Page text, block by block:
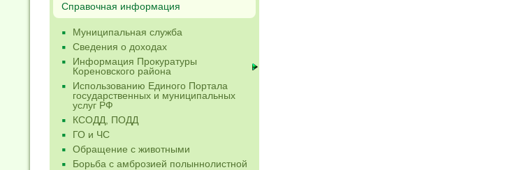
Справочная информация
Муниципальная служба
Сведения о доходах
Информация Прокуратуры
Кореновского района
Использованию Единого Портала
государственных и муниципальных
услуг РФ
КСОДД, ПОДД
ГО и ЧС
Обращение с животными
Борьба с амброзией полыннолистной